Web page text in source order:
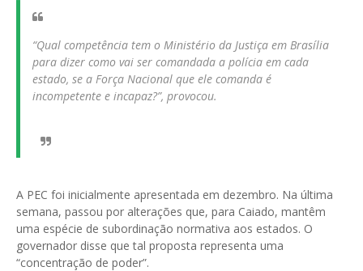
“Qual competência tem o Ministério da Justiça em Brasília
para dizer como vai ser comandada a polícia em cada
estado, se a Força Nacional que ele comanda é
incompetente e incapaz?”, provocou.
A PEC foi inicialmente apresentada em dezembro. Na última
semana, passou por alterações que, para Caiado, mantêm
uma espécie de subordinação normativa aos estados. O
governador disse que tal proposta representa uma
“concentração de poder”.